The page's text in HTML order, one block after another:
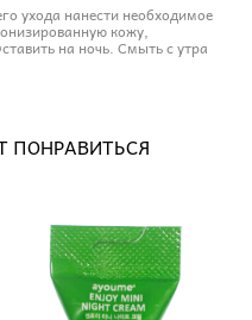
ухода нанести необходимое
кожу,
на ночь. Смыть с утра